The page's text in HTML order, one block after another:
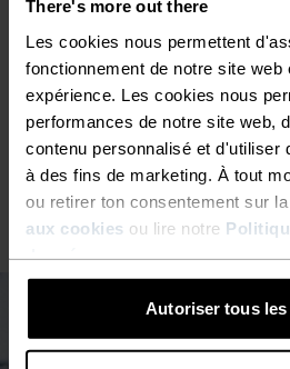
There's more out there
Les cookies nous permettent
fonctionnement de notre site web
expérience. Les cookies nous
performances de notre site web,
contenu personnalisé et d'utiliser
à des fins de marketing. À tout
ou retirer ton consentement sur la
aux cookies ou lire notre
Autoriser tous les
30°
25°
20°
15°
10°